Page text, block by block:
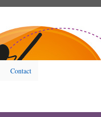
Contact